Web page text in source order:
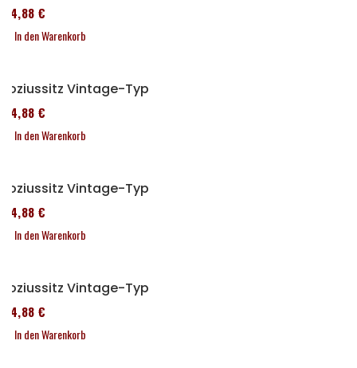
114,88 €
In den Warenkorb
Soziussitz Vintage-Typ
114,88 €
In den Warenkorb
Soziussitz Vintage-Typ
114,88 €
In den Warenkorb
Soziussitz Vintage-Typ
114,88 €
In den Warenkorb